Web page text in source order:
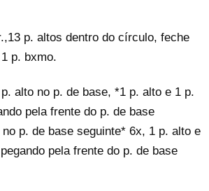
p. altos dentro do círculo, feche
p. bxmo.
alto no p. de base, *1 p. alto e 1 p.
pela frente do p. de base
p. de base seguinte* 6x, 1 p. alto e
pela frente do p. de base